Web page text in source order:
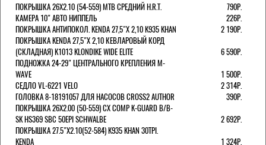
ПОКРЫШКА 26X2.10 (54-559) MTB СРЕДНИЙ H.R.T.
790Р.
КАМЕРА 10" АВТО НИППЕЛЬ
226Р.
ПОКРЫШКА АНТИПОКОЛ. KENDA 27,5"Х 2,10 K935 KHAN
2 190Р.
ПОКРЫШКА KENDA 27,5"Х 2,10 КЕВЛАРОВЫЙ КОРД
(СКЛАДНАЯ) K1013 KLONDIKE WIDE ELITE
6 590Р.
ПОДНОЖКА 24-29" ЦЕНТРАЛЬНОГО КРЕПЛЕНИЯ M-
WAVE
1 500Р.
СЕДЛО VL-6221 VELO
2 314Р.
ГОЛОВКА 8-18191057 ДЛЯ НАСОСОВ CROSS2 AUTHOR
390Р.
ПОКРЫШКА 26X2.00 (50-559) CX COMP K-GUARD B/B-
SK HS369 SBC 50EPI SCHWALBE
2 692Р.
ПОКРЫШКА 27.5"Х2.10(52-584) K935 KHAN 30TPI.
KENDA
1 324Р.